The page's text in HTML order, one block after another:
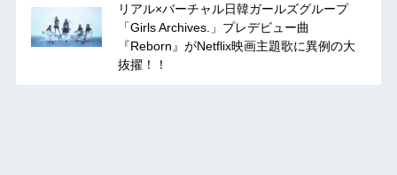
リアル×バーチャル日韓ガールズグループ
「Girls Archives.」プレデビュー曲
『Reborn』がNetflix映画主題歌に異例の大
抜擢！！